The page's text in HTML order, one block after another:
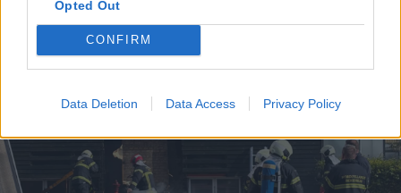
Opted Out
CONFIRM
Data Deletion Data Access Privacy Policy